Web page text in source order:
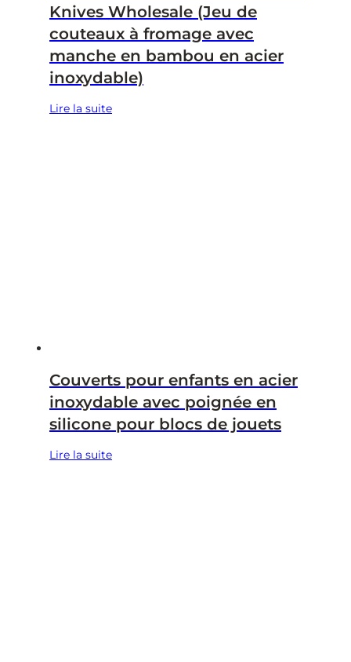
Knives Wholesale (Jeu de
couteaux à fromage avec
manche en bambou en acier
inoxydable)
Lire la suite
Couverts pour enfants en acier
inoxydable avec poignée en
silicone pour blocs de jouets
Lire la suite